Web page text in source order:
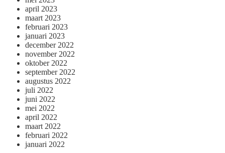
april 2023
maart 2023
februari 2023
januari 2023
december 2022
november 2022
oktober 2022
september 2022
augustus 2022
juli 2022
juni 2022
mei 2022
april 2022
maart 2022
februari 2022
januari 2022